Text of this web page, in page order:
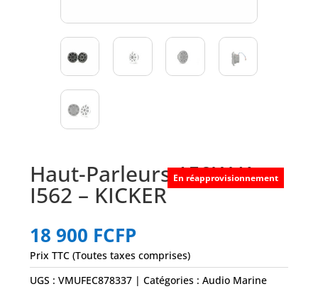
Haut-Parleurs 150W K
I562 – KICKER
18 900 FCFP
En réapprovisionnement
Prix TTC (Toutes taxes comprises)
UGS :VMUFEC878337 Catégories :Audio Marine